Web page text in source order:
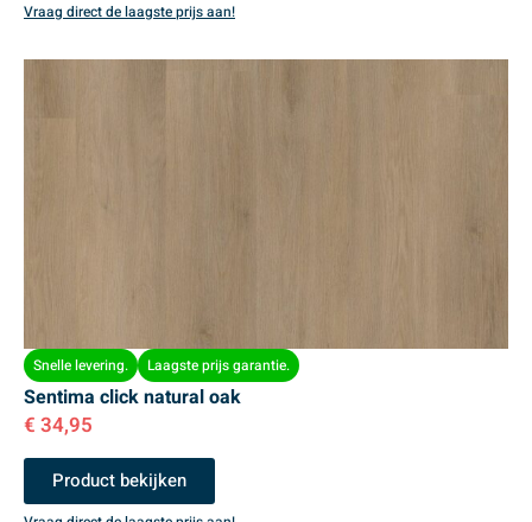
Vraag direct de laagste prijs aan!
Snelle levering. Laagste prijs garantie.
Sentima click natural oak
€ 34,95
Product bekijken